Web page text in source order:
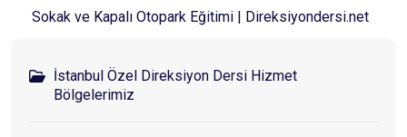
Sokak ve Kapalı Otopark Eğitimi | Direksiyondersi.net
İstanbul Özel Direksiyon Dersi Hizmet
Bölgelerimiz